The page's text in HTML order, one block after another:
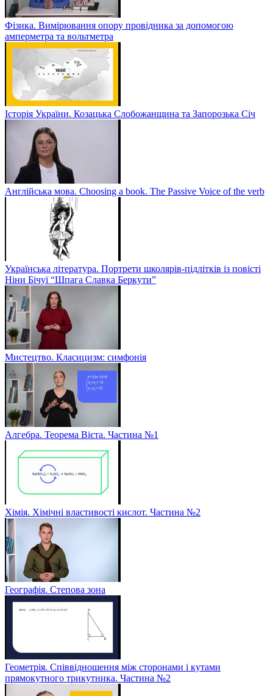
Фізика. Вимірювання опору провідника за допомогою
амперметра та вольтметра
Історія України. Козацька Слобожанщина та Запорозька Січ
Англійська мова. Choosing a book. The Passive Voice of the verb
Українська література. Портрети школярів-підлітків із повісті
Ніни Бічуї “Шпага Славка Беркути”
Мистецтво. Класицизм: симфонія
Алгебра. Теорема Вієта. Частина №1
Хімія. Хімічні властивості кислот. Частина №2
Географія. Степова зона
Геометрія. Співвідношення між сторонами і кутами
прямокутного трикутника. Частина №2